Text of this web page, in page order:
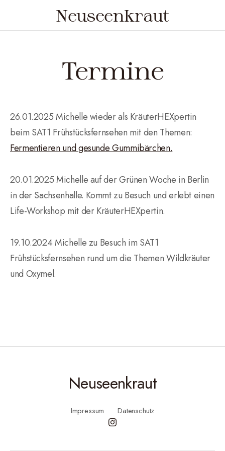
Neuseenkraut
Termine
26.01.2025 Michelle wieder als KräuterHEXpertin
beim SAT1 Frühstücksfernsehen mit den Themen:
Fermentieren und gesunde Gummibärchen.
20.01.2025 Michelle auf der Grünen Woche in Berlin
in der Sachsenhalle. Kommt zu Besuch und erlebt einen
Life-Workshop mit der KräuterHEXpertin.
19.10.2024 Michelle zu Besuch im SAT1
Frühstücksfernsehen rund um die Themen Wildkräuter
und Oxymel.
Neuseenkraut
Impressum Datenschutz